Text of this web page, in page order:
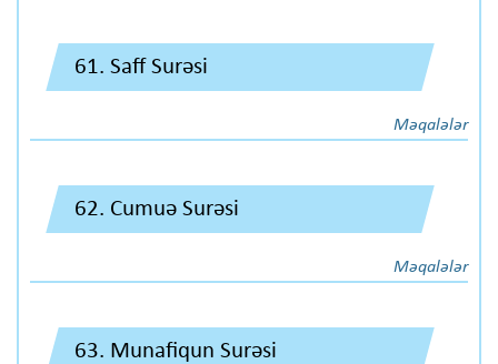
61. Saff Surəsi
Məqalələr
62. Cumuə Surəsi
Məqalələr
63. Munafiqun Surəsi